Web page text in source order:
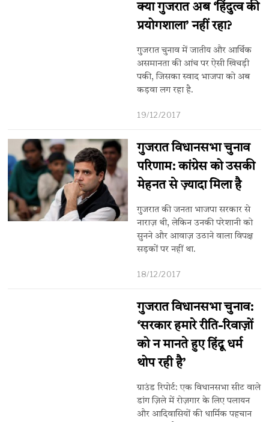
क्या गुजरात अब ‘हिंदुत्व की
प्रयोगशाला’ नहीं रहा?
गुजरात चुनाव में जातीय और आर्थिक
असमानता की आंच पर ऐसी खिचड़ी
पकी, जिसका स्वाद भाजपा को अब
कड़वा लग रहा है.
19/12/2017
गुजरात विधानसभा चुनाव
परिणाम: कांग्रेस को उसकी
मेहनत से ज़्यादा मिला है
गुजरात की जनता भाजपा सरकार से
नाराज़ थी, लेकिन उनकी परेशानी को
सुनने और आवाज़ उठाने वाला विपक्ष
सड़कों पर नहीं था.
18/12/2017
गुजरात विधानसभा चुनाव:
‘सरकार हमारे रीति-रिवाज़ों
को न मानते हुए हिंदू धर्म
थोप रही है’
ग्राउंड रिपोर्ट: ए​क विधानसभा सीट वाले
डांग ज़िले में रोज़गार के लिए पलायन
और आदिवासियों की धार्मिक पहचान